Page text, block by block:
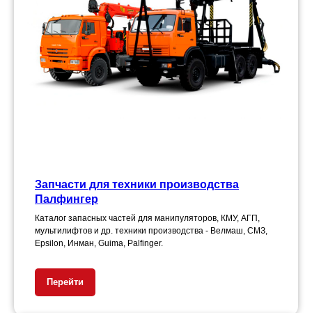
Запчасти для техники производства
Палфингер
Каталог запасных частей для манипуляторов, КМУ, АГП,
мультилифтов и др. техники производства - Велмаш, СМЗ,
Epsilon, Инман, Guima, Palfinger.
Перейти